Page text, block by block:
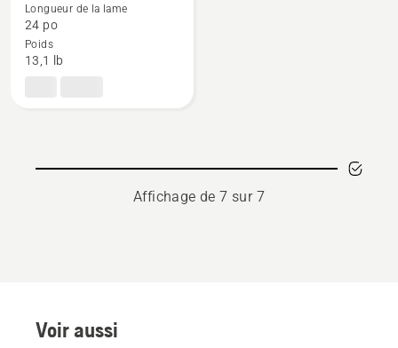
de
détails
sur
525HE4,
Longueur de la lame
24 po
Poids
13,1 lb
Affichage de 7 sur 7
Voir aussi